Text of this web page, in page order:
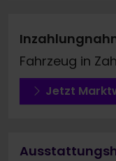
Fahrzeug in
Jetzt